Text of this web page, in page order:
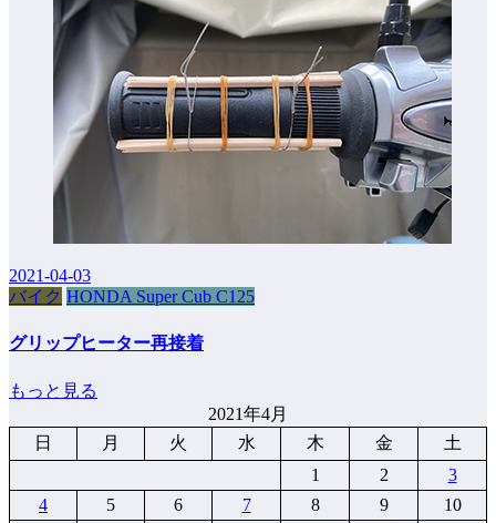
2021-04-03
バイク HONDA Super Cub C125
グリップヒーター再接着
もっと見る
2021年4月
日
月 火 水 木 金
土
1
2
3
4
5 6 7 8 9
10